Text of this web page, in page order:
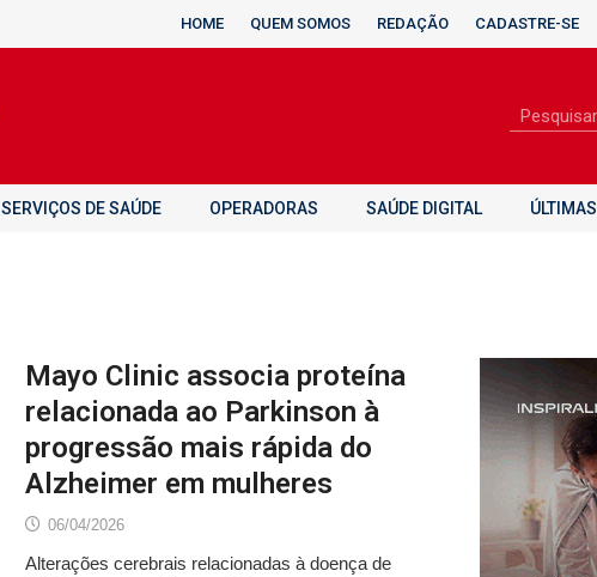
HOME QUEM SOMOS REDAÇÃO CADASTRE-SE
SERVIÇOS DE SAÚDE OPERADORAS SAÚDE DIGITAL ÚLTIMAS
Mayo Clinic associa proteína
relacionada ao Parkinson à
progressão mais rápida do
Alzheimer em mulheres
06/04/2026
Alterações cerebrais relacionadas à doença de